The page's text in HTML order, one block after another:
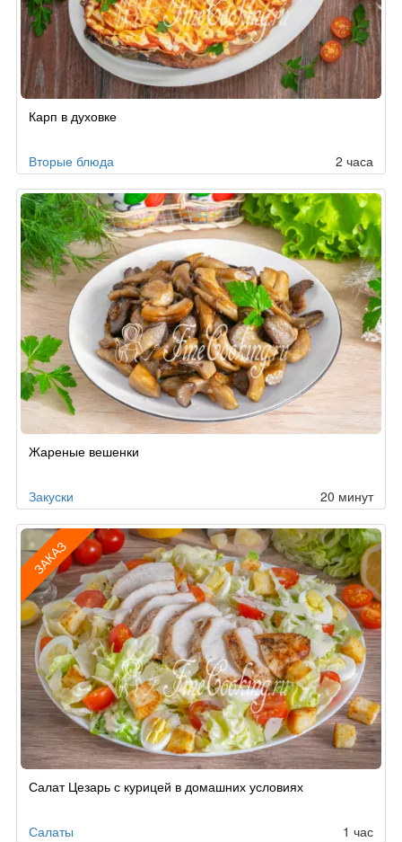
поКарп в духовке
Вторые блюда 2 часа
Жареные вешенки
Закуски 20 минут
ЗАКАЗ
по
Салат Цезарь с курицей в домашних условиях
Салаты 1 час